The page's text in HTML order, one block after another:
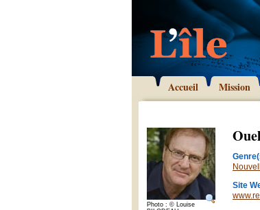
Accueil Mission
Photo : © Louise
Site